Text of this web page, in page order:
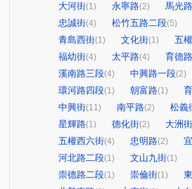
大河街(1) 永寧路(2) 馬光路
忠誠街(4) 松竹五路二段(5)
青島西街(1) 文化街(1) 五
福幼街(4) 太平路(4) 育德路
溪南路三段(4) 中興路一段(2)
環河路四段(1) 朝富路(1)
中興街(11) 南平路(2) 松義
星輝路(1) 德化街(2) 大洲街
五權西六街(4) 忠明路(2)
河北路二段(1) 文山九街(1)
崇德路二段(1) 崇倫街(1)